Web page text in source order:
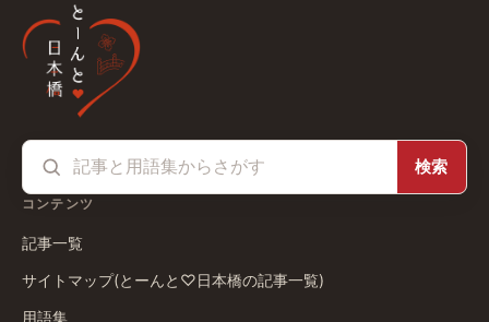
検索
コンテンツ
記事一覧
サイトマップ(とーんと♡日本橋の記事一覧)
用語集